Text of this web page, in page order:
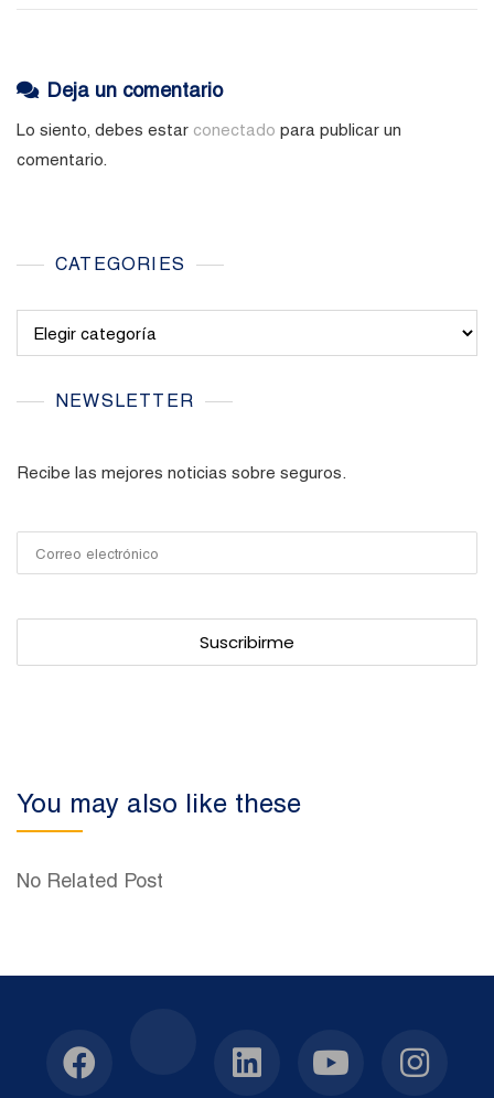
Deja un comentario
Lo siento, debes estar conectado para publicar un
comentario.
CATEGORIES
NEWSLETTER
Recibe las mejores noticias sobre seguros.
You may also like these
No Related Post